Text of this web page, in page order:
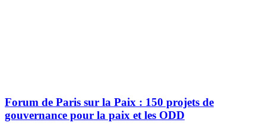
Forum de Paris sur la Paix : 150 projets de
gouvernance pour la paix et les ODD